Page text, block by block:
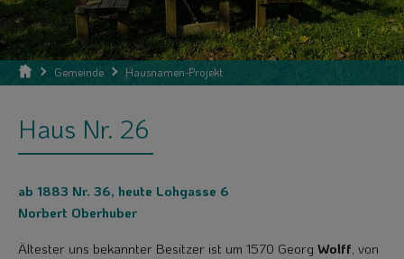
Gemeinde Hausnamen-Projekt
Haus Nr. 26
ab 1883 Nr. 36, heute Lohgasse 6
Norbert Oberhuber
Ältester uns bekannter Besitzer ist um 1570 Georg Wolff, von